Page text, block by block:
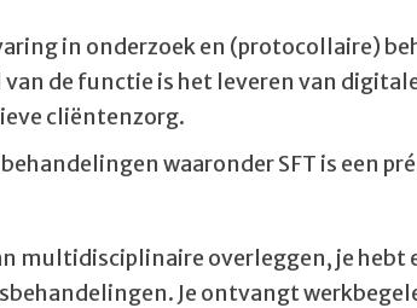
in onderzoek en (protocollaire)
de functie is het leveren van
cliëntenzorg.
waaronder SFT is een
multidisciplinaire overleggen, je
Je ontvangt